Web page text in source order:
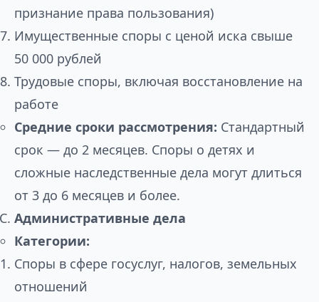
признание права пользования)
Имущественные споры с ценой иска свыше
50 000 рублей
Трудовые споры, включая восстановление на
работе
Средние сроки рассмотрения: Стандартный
срок — до 2 месяцев. Споры о детях и
сложные наследственные дела могут длиться
от 3 до 6 месяцев и более.
Административные дела
Категории:
Споры в сфере госуслуг, налогов, земельных
отношений